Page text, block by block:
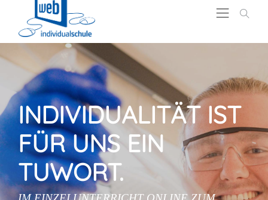
INDIVIDUALITÄT IST
FÜR UNS EIN
TUWORT.